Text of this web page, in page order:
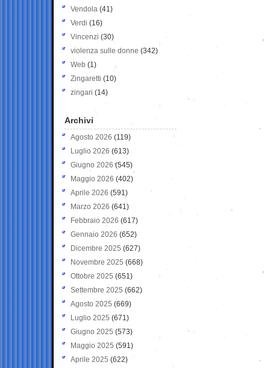
Vendola (41)
Verdi (16)
Vincenzi (30)
violenza sulle donne (342)
Web (1)
Zingaretti (10)
zingari (14)
Archivi
Agosto 2026 (119)
Luglio 2026 (613)
Giugno 2026 (545)
Maggio 2026 (402)
Aprile 2026 (591)
Marzo 2026 (641)
Febbraio 2026 (617)
Gennaio 2026 (652)
Dicembre 2025 (627)
Novembre 2025 (668)
Ottobre 2025 (651)
Settembre 2025 (662)
Agosto 2025 (669)
Luglio 2025 (671)
Giugno 2025 (573)
Maggio 2025 (591)
Aprile 2025 (622)